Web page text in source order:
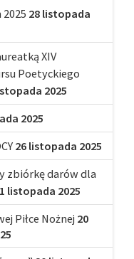
28 listopada
XIV
Poetyckiego
2025
2025
26 listopada 2025
zbiórkę darów dla
listopada 2025
Piłce Nożnej 20